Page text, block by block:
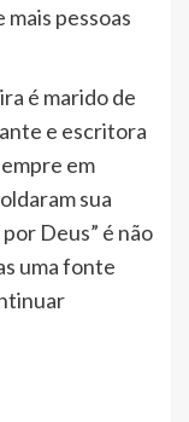
pessoas
é marido de
e escritora
em
sua
Deus” é não
uma fonte